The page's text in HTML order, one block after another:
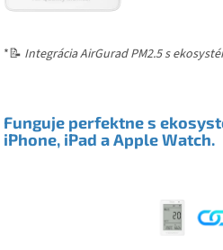
*📝 Integrácia AirGurad PM2.5 s
Funguje perfektne s
iPhone, iPad a Apple Watch.